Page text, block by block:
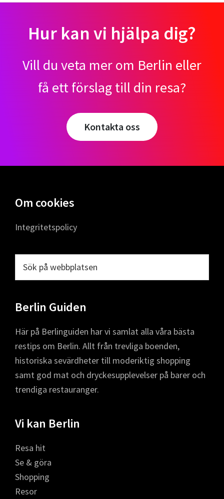
Hur kan vi hjälpa dig?
Vill du veta mer om Berlin eller
få ett förslag till din resa?
Kontakta oss
Footer
Om cookies
Integritetspolicy
Berlin Guiden
Här på Berlinguiden har vi samlat alla våra bästa
restips om Berlin. Allt från trevliga boenden,
historiska sevärdheter till moderiktig shopping
samt god mat och dryckesupplevelser på barer och
trendiga restauranger.
Vi kan Berlin
Resa hit
Se & göra
Shopping
Resor